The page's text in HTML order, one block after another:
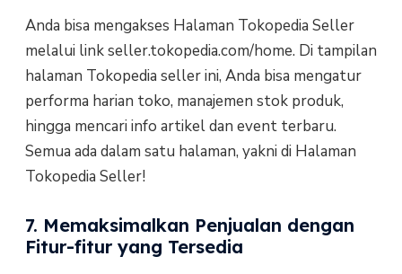
Anda bisa mengakses Halaman Tokopedia Seller
melalui link seller.tokopedia.com/home. Di tampilan
halaman Tokopedia seller ini, Anda bisa mengatur
performa harian toko, manajemen stok produk,
hingga mencari info artikel dan event terbaru.
Semua ada dalam satu halaman, yakni di Halaman
Tokopedia Seller!
7. Memaksimalkan Penjualan dengan
Fitur-fitur yang Tersedia